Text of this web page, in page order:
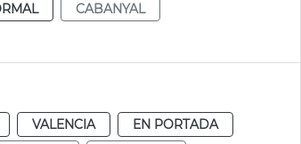
CABANYAL
VALENCIA
EN PORTADA